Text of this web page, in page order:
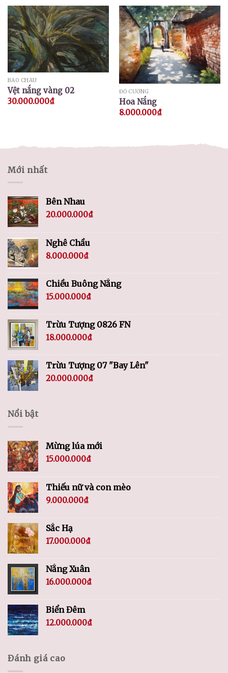
BẢO CHÂU
Vệt nắng vàng 02
30.000.000₫
ĐỖ CƯỜNG
Hoa Nắng
8.000.000₫
Mới nhất
Bên Nhau
20.000.000₫
Nghê Chầu
8.000.000₫
Chiều Buông Nắng
15.000.000₫
Trừu Tượng 0826 FN
18.000.000₫
Trừu Tượng 07 "Bay Lên"
20.000.000₫
Nổi bật
Mừng lúa mới
15.000.000₫
Thiếu nữ và con mèo
9.000.000₫
Sắc Hạ
17.000.000₫
Nắng Xuân
16.000.000₫
Biển Đêm
12.000.000₫
Đánh giá cao